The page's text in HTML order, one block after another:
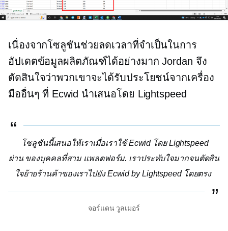
เนื่องจากโซลูชันช่วยลดเวลาที่จำเป็นในการ
อัปเดตข้อมูลผลิตภัณฑ์ได้อย่างมาก Jordan จึง
ตัดสินใจว่าพวกเขาจะได้รับประโยชน์จากเครื่อง
มืออื่นๆ ที่ Ecwid นำเสนอโดย Lightspeed
โซลูชันนี้เสนอให้เราเมื่อเราใช้ Ecwid โดย Lightspeed
ผ่าน ของบุคคลที่สามแพลตฟอร์ม. เราประทับใจมากจนตัดสิน
ใจย้ายร้านค้าของเราไปยัง Ecwid by Lightspeed โดยตรง
จอร์แดน วูลเมอร์